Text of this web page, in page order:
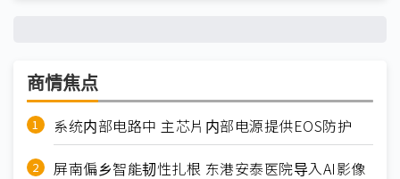
商情焦点
系统内部电路中 主芯片内部电源提供EOS防护
屏南偏乡智能韧性扎根 东港安泰医院导入AI影像